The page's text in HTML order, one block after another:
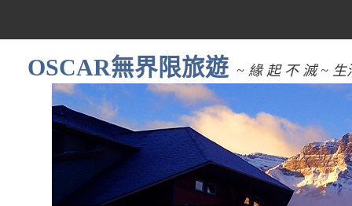
OSCAR無界限旅遊 ~ 緣 起 不 滅 ~ 生